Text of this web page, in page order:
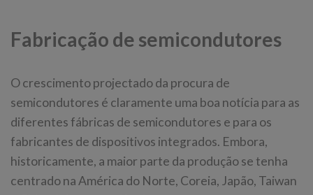
Fabricação de semicondutores
O crescimento projectado da procura de
semicondutores é claramente uma boa notícia para as
diferentes fábricas de semicondutores e para os
fabricantes de dispositivos integrados. Embora,
historicamente, a maior parte da produção se tenha
centrado na América do Norte, Coreia, Japão, Taiwan